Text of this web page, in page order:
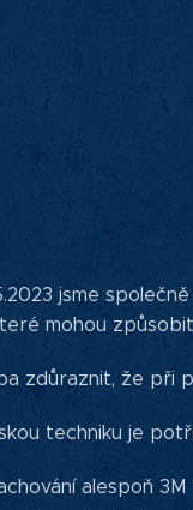
jsme
mohou
zdůraznit, že při
techniku je
alespoň